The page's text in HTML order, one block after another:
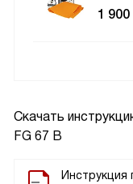
Скачать
FG 67 B
Инструкция
1 900